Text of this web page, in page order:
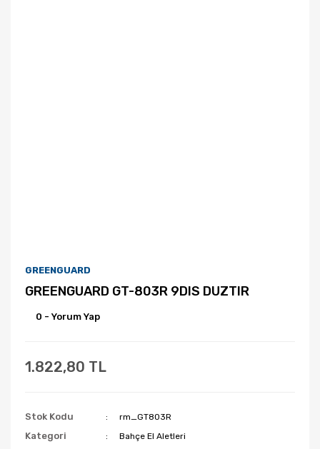
GREENGUARD
GREENGUARD GT-803R 9DIS DUZTIR
0 - Yorum Yap
1.822,80 TL
Stok Kodu rm_GT803R
Kategori Bahçe El Aletleri